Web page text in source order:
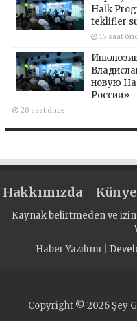
Halk
teklifler
15 saat
новую
России»
20 saat önce
Hakkımızda Künye
Kaynak belirtmeden ve
Haber Yazılımı|
Copyright © 2026 Şey